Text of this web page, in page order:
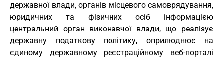
державної влади, органів місцевого самоврядування,
юридичних та фізичних осіб інформацією
центральний орган виконавчої влади, що реалізує
державну податкову політику, оприлюднює на
єдиному державному реєстраційному веб-порталі